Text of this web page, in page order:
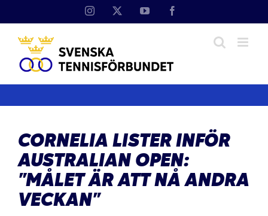
Instagram YouTube
CORNELIA LISTER INFÖR
AUSTRALIAN OPEN:
”MÅLET ÄR ATT NÅ ANDRA
VECKAN”